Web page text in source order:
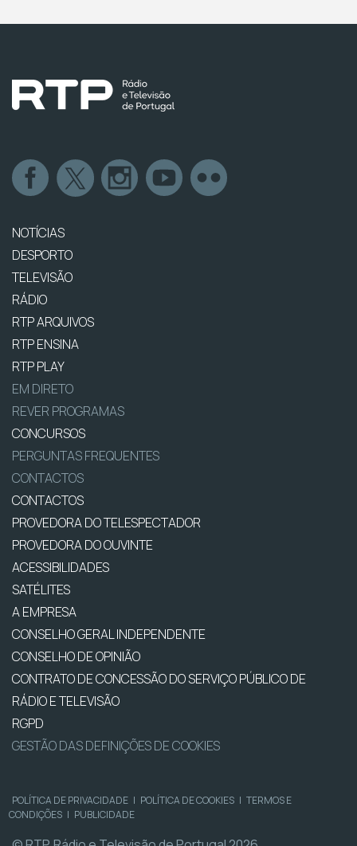
NOTÍCIAS
DESPORTO
TELEVISÃO
RÁDIO
RTP ARQUIVOS
RTP ENSINA
RTP PLAY
EM DIRETO
REVER PROGRAMAS
CONCURSOS
PERGUNTAS FREQUENTES
CONTACTOS
CONTACTOS
PROVEDORA DO TELESPECTADOR
PROVEDORA DO OUVINTE
ACESSIBILIDADES
SATÉLITES
A EMPRESA
CONSELHO GERAL INDEPENDENTE
CONSELHO DE OPINIÃO
CONTRATO DE CONCESSÃO DO SERVIÇO PÚBLICO DE
RÁDIO E TELEVISÃO
RGPD
GESTÃO DAS DEFINIÇÕES DE COOKIES
POLÍTICA DE PRIVACIDADE | POLÍTICA DE COOKIES | TERMOS E
CONDIÇÕES | PUBLICIDADE